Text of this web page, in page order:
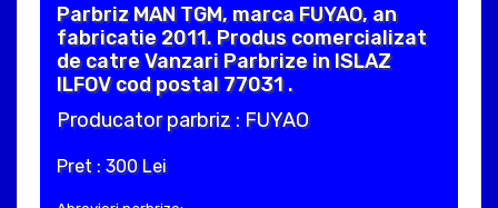
Parbriz MAN TGM, marca FUYAO, an
fabricatie 2011. Produs comercializat
de catre Vanzari Parbrize in ISLAZ
ILFOV cod postal 77031 .
Producator parbriz : FUYAO
Pret : 300 Lei